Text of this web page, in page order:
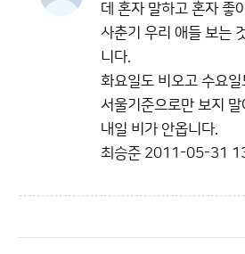
데 혼자 말하고 혼자 좋
사춘기 우리 애들 보는
니다.
화요일도 비오고 수요일
서울기준으로만 보지
내일 비가 안옵니다.
최승준 2011-05-31